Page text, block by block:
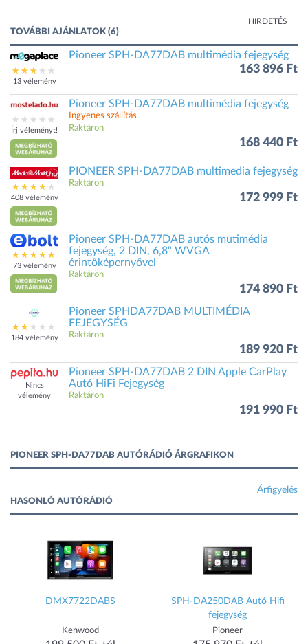
HIRDETÉS
TOVÁBBI AJÁNLATOK (6)
13 vélemény
Pioneer SPH-DA77DAB multimédia fejegység
163 896 Ft
Írj véleményt!
Pioneer SPH-DA77DAB multimédia fejegység
Ingyenes szállítás
Raktáron
168 440 Ft
408 vélemény
PIONEER SPH-DA77DAB multimedia fejegység
Raktáron
172 999 Ft
73 vélemény
Pioneer SPH-DA77DAB autós mutimédia
fejegység, 2 DIN, 6,8" WVGA
érintőképernyővel
Raktáron
174 890 Ft
184 vélemény
Pioneer SPHDA77DAB MULTIMÉDIA
FEJEGYSÉG
Raktáron
189 920 Ft
Nincs
vélemény
Pioneer SPH-DA77DAB 2 DIN Apple CarPlay
Autó HiFi Fejegység
Raktáron
191 990 Ft
PIONEER SPH-DA77DAB AUTÓRÁDIÓ ÁRGRAFIKON
Árfigyelés
HASONLÓ AUTÓRÁDIÓ
DMX7722DABS
Kenwood
SPH-DA250DAB Autó Hifi
fejegység
Pioneer